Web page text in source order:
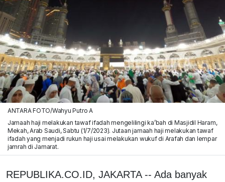
ANTARA FOTO/Wahyu Putro A
Jamaah haji melakukan tawaf ifadah mengelilingi ka’bah di Masjidil Haram,
Mekah, Arab Saudi, Sabtu (1/7/2023). Jutaan jamaah haji melakukan tawaf
ifadah yang menjadi rukun haji usai melakukan wukuf di Arafah dan lempar
jamrah di Jamarat.
REPUBLIKA.CO.ID, JAKARTA -- Ada banyak